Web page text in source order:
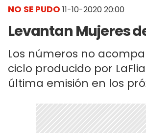
NO SE PUDO 11-10-2020 20:00
Levantan Mujeres
Los números no
ciclo producido por
última emisión en los